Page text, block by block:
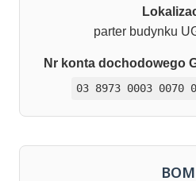
parter budynku
Nr konta dochodowego
03 8973 0003 0070
BOM